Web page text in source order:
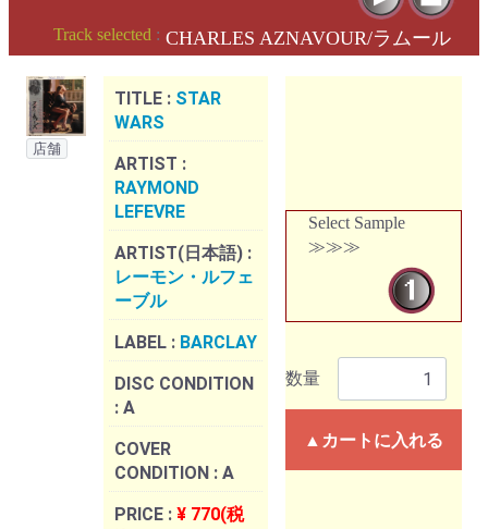
Track selected : CHARLES AZNAVOUR/ラムール
店舗
TITLE : STAR
WARS
ARTIST :
RAYMOND
LEFEVRE
ARTIST(日本語) :
レーモン・ルフェ
ーブル
LABEL : BARCLAY
DISC CONDITION
: A
COVER
CONDITION : A
PRICE : ¥ 770(税
Select Sample
≫≫≫
数量
▲カートに入れる